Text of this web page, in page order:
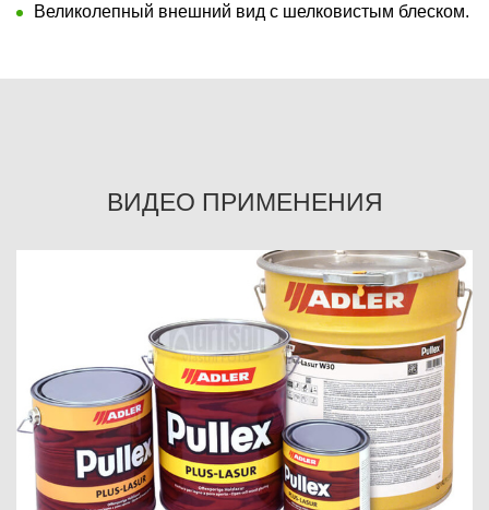
Великолепный внешний вид с шелковистым блеском.
ВИДЕО ПРИМЕНЕНИЯ